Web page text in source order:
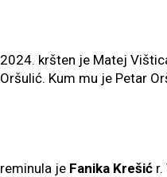
kršten je Matej
Kum mu je Petar
je Fanika Krešić